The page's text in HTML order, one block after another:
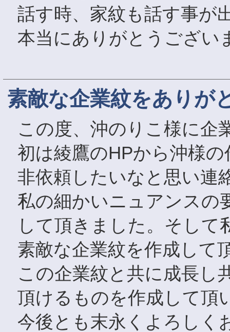
話す時、家紋も話す事が
本当にありがとうござい
素敵な企業紋をありが
この度、沖のりこ様に企
初は綾鷹のHPから沖様
非依頼したいなと思い連
私の細かいニュアンスの
して頂きました。そして
素敵な企業紋を作成して
この企業紋と共に成長し
頂けるものを作成して頂
今後とも末永くよろしく